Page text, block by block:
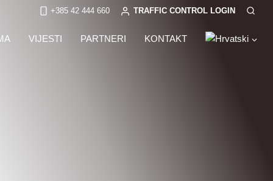
+385 42 444 660 TRAFFIC CONTROL LOGIN
VIJESTI PARTNERI KONTAKT